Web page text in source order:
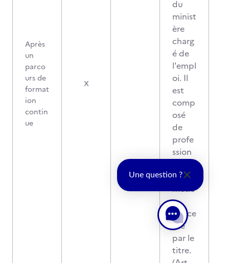
Après
un
parco
urs de
format
ion
contin
ue
X
du
minist
ère
charg
é de
l'empl
oi. Il
est
comp
osé
de
profe
ssion
du
métie
r
conce
rné
par le
titre.
Une question ?